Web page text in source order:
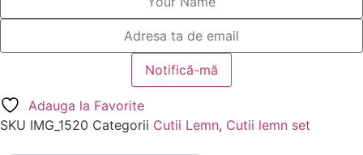
Adauga la Favorite
SKU IMG_1520 Categorii Cutii Lemn, Cutii lemn set